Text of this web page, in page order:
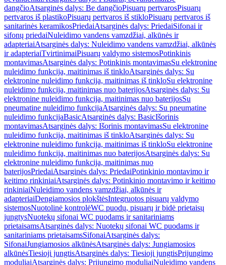
dangčioAtsarginės dalys: Be dangčioPisuarų pertvarosPisuarų
pertvaros iš plastikoPisuarų pertvaros iš stikloPisuarų pertvaros iš
sanitarinės keramikosPriedaiAtsarginės dalys: PriedaiSifonai ir
sifonų priedaiNuleidimo vandens vamzdžiai, alkūnės ir
adapteriaiAtsarginės dalys: Nuleidimo vandens vamzdžiai, alkūnės
ir adapteriaiTvirtinimaiPisuarų valdymo sistemosPotinkinis
montavimasAtsarginės dalys: Potinkinis montavimasSu elektronine
nuleidimo funkcija, maitinimas iš tinkloAtsarginės dalys: Su
elektronine nuleidimo funkcija, maitinimas iš tinkloSu elektronine
nuleidimo funkcija, maitinimas nuo baterijosAtsarginės dalys: Su
elektronine nuleidimo funkcija, maitinimas nuo baterijosSu
pneumatine nuleidimo funkcijaAtsarginės dalys: Su pneumatine
nuleidimo funkcijaBasicAtsarginės dalys: BasicIšorinis
montavimasAtsarginės dalys: Išorinis montavimasSu elektronine
nuleidimo funkcija, maitinimas iš tinkloAtsarginės dalys: Su
elektronine nuleidimo funkcija, maitinimas iš tinkloSu elektronine
nuleidimo funkcija, maitinimas nuo baterijosAtsarginės dalys: Su
elektronine nuleidimo funkcija, maitinimas nuo
baterijosPriedaiAtsarginės dalys: PriedaiPotinkinio montavimo ir
keitimo rinkiniaiAtsarginės dalys: Potinkinio montavimo ir keitimo
rinkiniaiNuleidimo vandens vamzdžiai, alkūnės ir
adapteriaiDengiamosios plokštėsIntegruotos pisuarų valdymo
sistemosNuotolinė kontrolėWC puodų, pisuarų ir bidė prietaisų
jungtysNuotekų sifonai WC puodams ir sanitariniams
prietaisamsAtsarginės dalys: Nuotekų sifonai WC puodams ir
sanitariniams prietaisamsSifonaiAtsarginės dalys:
SifonaiJungiamosios alkūnėsAtsarginės dalys: Jungiamosios
alkūnėsTiesioji jungtisAtsarginės dalys: Tiesioji jungtisPrijungimo
moduliaiAtsarginės dalys: Prijungimo moduliaiNuleidimo vandens